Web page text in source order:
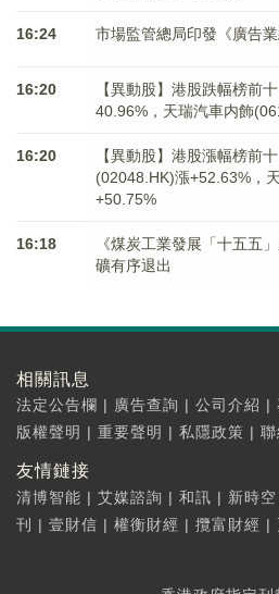
16:24 市場監管總局印發《廣告業
16:20
【異動股】港股跌幅榜前
40.96%，天瑞汽車内飾
16:20
【異動股】港股漲幅榜前
(02048.HK)漲+52.63%，
+50.75%
16:18
《煤炭工業發展「十五五
礦有序退出
相關訊息
法定公告欄 | 廣告查詢 | 公司介紹 |
版權聲明 | 重要聲明 | 私隱政策 |
友情鏈接
清博智能 | 艾媒諮詢 | 和訊 | 新時空
刊
| 壹財信 | 權衡財經 | 攬富財經 |